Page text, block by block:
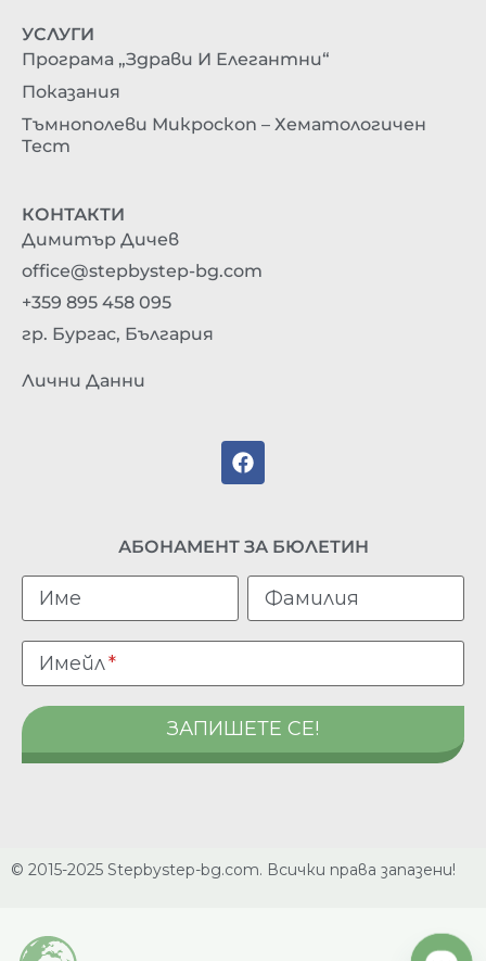
УСЛУГИ
Програма „Здрави И Елегантни“
Показания
Тъмнополеви Микроскоп – Хематологичен
Тест
КОНТАКТИ
Димитър Дичев
office@stepbystep-bg.com
+359 895 458 095
гр. Бургас, България
Лични Данни
АБОНАМЕНТ ЗА БЮЛЕТИН
Име Фамилия
Имейл
© 2015-2025 Stepbystep-bg.com. Всички права запазени!